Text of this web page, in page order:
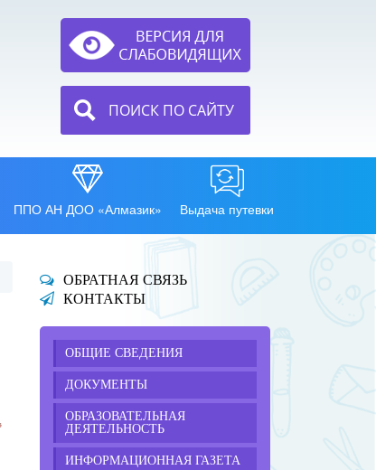
ПОИСК ПО САЙТУ
ППО АН ДОО «Алмазик» Выдача путевки
ОБРАТНАЯ СВЯЗЬ
КОНТАКТЫ
ОБЩИЕ СВЕДЕНИЯ
ДОКУМЕНТЫ
ОБРАЗОВАТЕЛЬНАЯ
ДЕЯТЕЛЬНОСТЬ
ИНФОРМАЦИОННАЯ ГАЗЕТА